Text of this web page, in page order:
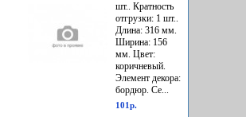
шт.. Кратность
отгрузки: 1 шт..
Длина: 316 мм.
Ширина: 156
мм. Цвет:
коричневый.
Элемент декора:
бордюр. Се...
101р.